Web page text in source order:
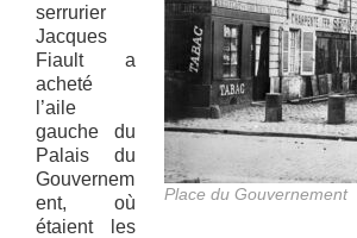
Place du Gouvernement
serrurier
Jacques
Fiault a
acheté
l’aile
gauche du
Palais du
Gouvernem
ent, où
étaient les